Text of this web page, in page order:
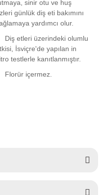
sinir otu ve huş
günlük diş eti bakımını
yardımcı olur.
Diş etleri üzerindeki olumlu
İsviçre'de yapılan in
testlerle kanıtlanmıştır.
Florür içermez.